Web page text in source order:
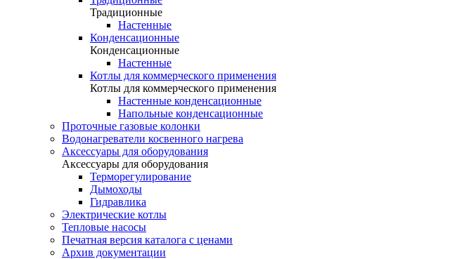
Традиционные
Настенные
Конденсационные
Конденсационные
Настенные
Котлы для коммерческого применения
Котлы для коммерческого применения
Настенные конденсационные
Напольные конденсационные
Проточные газовые колонки
Водонагреватели косвенного нагрева
Аксессуары для оборудования
Аксессуары для оборудования
Терморегулирование
Дымоходы
Гидравлика
Электрические котлы
Тепловые насосы
Печатная версия каталога с ценами
Архив документации